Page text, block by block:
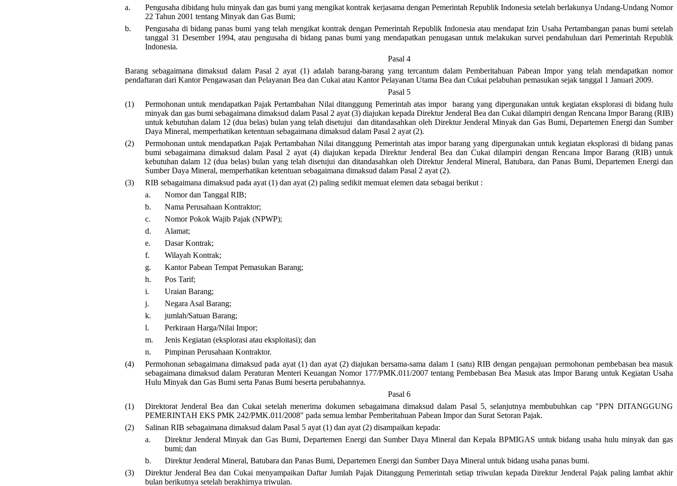
a.
Pengusaha dibidang hulu minyak dan gas bumi yang mengikat kontrak kerjasama dengan Pemerintah Republik Indonesia setelah berlakunya Undang-Undang Nomor
22 Tahun 2001 tentang Minyak dan Gas Bumi;
b.
Pengusaha di bidang panas bumi yang telah mengikat kontrak dengan Pemerintah Republik Indonesia atau mendapat Izin Usaha Pertambangan panas bumi setelah
tanggal 31 Desember 1994, atau pengusaha di bidang panas bumi yang mendapatkan penugasan untuk melakukan survei pendahuluan dari Pemerintah Republik
Indonesia.
Pasal 4
Barang sebagaimana dimaksud dalam Pasal 2 ayat (1) adalah barang-barang yang tercantum dalam Pemberitahuan Pabean Impor yang telah mendapatkan nomor
pendaftaran dari Kantor Pengawasan dan Pelayanan Bea dan Cukai atau Kantor Pelayanan Utama Bea dan Cukai pelabuhan pemasukan sejak tanggal 1 Januari 2009.
Pasal 5
(1)
Permohonan untuk mendapatkan Pajak Pertambahan Nilai ditanggung Pemerintah atas impor barang yang dipergunakan untuk kegiatan eksplorasi di bidang hulu
minyak dan gas bumi sebagaimana dimaksud dalam Pasal 2 ayat (3) diajukan kepada Direktur Jenderal Bea dan Cukai dilampiri dengan Rencana Impor Barang (RIB)
untuk kebutuhan dalam 12 (dua belas) bulan yang telah disetujui dan ditandasahkan oleh Direktur Jenderal Minyak dan Gas Bumi, Departemen Energi dan Sumber
Daya Mineral, memperhatikan ketentuan sebagaimana dimaksud dalam Pasal 2 ayat (2).
(2)
Permohonan untuk mendapatkan Pajak Pertambahan Nilai ditanggung Pemerintah atas impor barang yang dipergunakan untuk kegiatan eksplorasi di bidang panas
bumi sebagaimana dimaksud dalam Pasal 2 ayat (4) diajukan kepada Direktur Jenderal Bea dan Cukai dilampiri dengan Rencana Impor Barang (RIB) untuk
kebutuhan dalam 12 (dua belas) bulan yang telah disetujui dan ditandasahkan oleh Direktur Jenderal Mineral, Batubara, dan Panas Bumi, Departemen Energi dan
Sumber Daya Mineral, memperhatikan ketentuan sebagaimana dimaksud dalam Pasal 2 ayat (2).
(3)
RIB sebagaimana dimaksud pada ayat (1) dan ayat (2) paling sedikit memuat elemen data sebagai berikut :
a.
Nomor dan Tanggal RIB;
b.
Nama Perusahaan Kontraktor;
c.
Nomor Pokok Wajib Pajak (NPWP);
d.
Alamat;
e.
Dasar Kontrak;
f.
Wilayah Kontrak;
g.
Kantor Pabean Tempat Pemasukan Barang;
h.
Pos Tarif;
i.
Uraian Barang;
j.
Negara Asal Barang;
k.
jumlah/Satuan Barang;
l.
Perkiraan Harga/Nilai Impor;
m.
Jenis Kegiatan (eksplorasi atau eksploitasi); dan
n.
Pimpinan Perusahaan Kontraktor.
(4)
Permohonan sebagaimana dimaksud pada ayat (1) dan ayat (2) diajukan bersama-sama dalam 1 (satu) RIB dengan pengajuan permohonan pembebasan bea masuk
sebagaimana dimaksud dalam Peraturan Menteri Keuangan Nomor 177/PMK.011/2007 tentang Pembebasan Bea Masuk atas Impor Barang untuk Kegiatan Usaha
Hulu Minyak dan Gas Bumi serta Panas Bumi beserta perubahannya.
Pasal 6
(1)
Direktorat Jenderal Bea dan Cukai setelah menerima dokumen sebagaimana dimaksud dalam Pasal 5, selanjutnya membubuhkan cap "PPN DITANGGUNG
PEMERINTAH EKS PMK 242/PMK.011/2008" pada semua lembar Pemberitahuan Pabean Impor dan Surat Setoran Pajak.
(2)
Salinan RIB sebagaimana dimaksud dalam Pasal 5 ayat (1) dan ayat (2) disampaikan kepada:
a.
Direktur Jenderal Minyak dan Gas Bumi, Departemen Energi dan Sumber Daya Mineral dan Kepala BPMIGAS untuk bidang usaha hulu minyak dan gas
bumi; dan
b.
Direktur Jenderal Mineral, Batubara dan Panas Bumi, Departemen Energi dan Sumber Daya Mineral untuk bidang usaha panas bumi.
(3)
Direktur Jenderal Bea dan Cukai menyampaikan Daftar Jumlah Pajak Ditanggung Pemerintah setiap triwulan kepada Direktur Jenderal Pajak paling lambat akhir
bulan berikutnya setelah berakhirnya triwulan.